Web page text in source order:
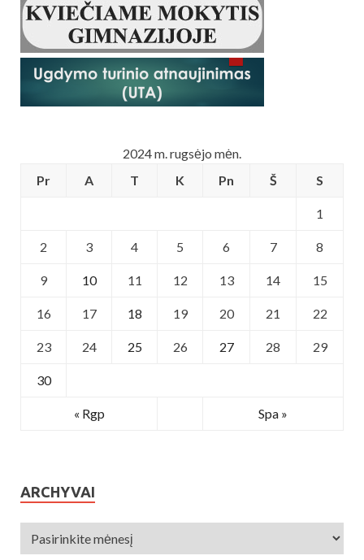
2024 m. rugsėjo mėn.
Pr
A T K Pn Š S
« Rgp Spa »
1
2 3 4 5 6 7 8
9 10 11 12 13 14 15
16 17 18 19 20 21 22
23 24 25 26 27 28 29
30
ARCHYVAI